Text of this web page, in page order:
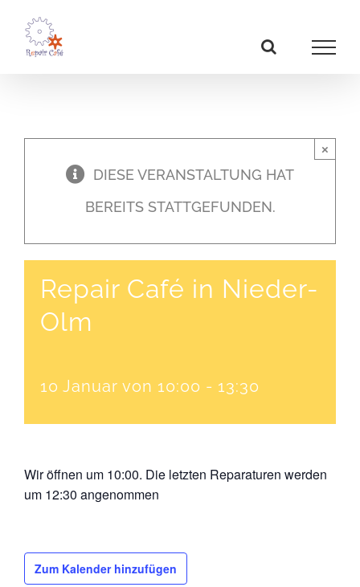
Inhalt
×
DIESE VERANSTALTUNG HAT
BEREITS STATTGEFUNDEN.
Repair Café in Nieder-
Olm
10 Januar von 10:00 - 13:30
Wir öffnen um 10:00. Die letzten Reparaturen werden
um 12:30 angenommen
Zum Kalender hinzufügen